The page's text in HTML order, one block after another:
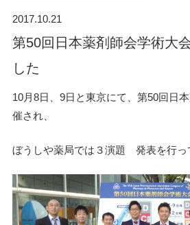
2017.10.21
第50回日本薬剤師会学術大
した
10月8日、9日と東京にて、第50回日
催され、
ぼうしや薬局では３演題 発表を行っ